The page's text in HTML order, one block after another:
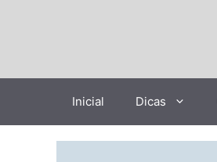
conteúdo
Inicial Dicas